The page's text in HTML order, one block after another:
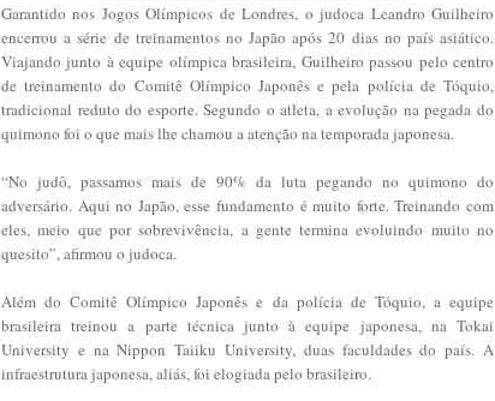
Garantido nos Jogos Olímpicos de Londres, o judoca Leandro Guilheiro
encerrou a série de treinamentos no Japão após 20 dias no país asiático.
Viajando junto à equipe olímpica brasileira, Guilheiro passou pelo centro
de treinamento do Comitê Olímpico Japonês e pela polícia de Tóquio,
tradicional reduto do esporte. Segundo o atleta, a evolução na pegada do
quimono foi o que mais lhe chamou a atenção na temporada japonesa.
“No judô, passamos mais de 90% da luta pegando no quimono do
adversário. Aqui no Japão, esse fundamento é muito forte. Treinando com
eles, meio que por sobrevivência, a gente termina evoluindo muito no
quesito”, afirmou o judoca.
Além do Comitê Olímpico Japonês e da polícia de Tóquio, a equipe
brasileira treinou a parte técnica junto à equipe japonesa, na Tokai
University e na Nippon Taiiku University, duas faculdades do país. A
infraestrutura japonesa, aliás, foi elogiada pelo brasileiro.